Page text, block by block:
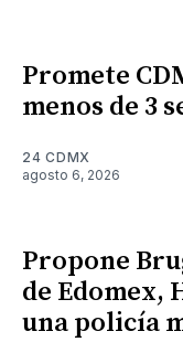
Promete
menos de 3
24 CDMX
agosto 6, 2026
Propone
de Edomex,
una policía